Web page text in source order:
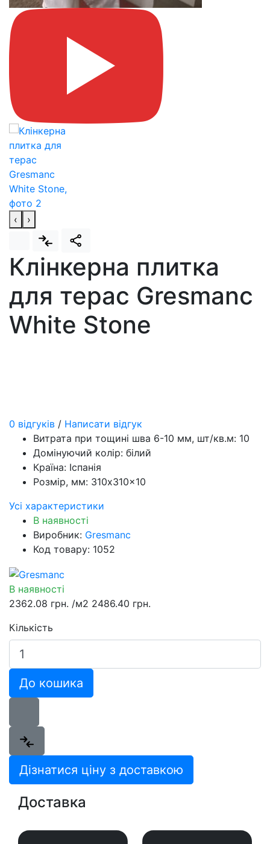
‹ ›
Клінкерна плитка
для терас Gresmanc
White Stone
0 відгуків / Написати відгук
Витрата при тощині шва 6-10 мм, шт/кв.м: 10
Домінуючий колір: білий
Країна: Іспанія
Розмір, мм: 310x310x10
Усі характеристики
В наявності
Виробник: Gresmanc
Код товару: 1052
В наявності
2362.08 грн. /м2 2486.40 грн.
Кількість
До кошика
Дізнатися ціну з доставкою
Доставка